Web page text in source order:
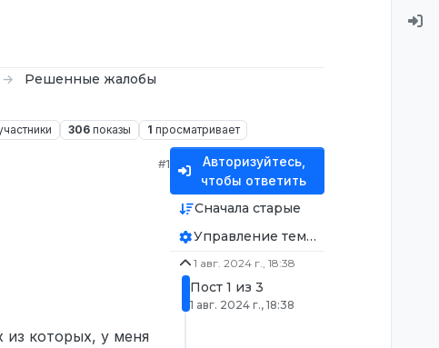
Решенные жалобы
306 показы 1 просматривает
#1
из которых, у меня
Авторизуйтесь,
чтобы ответить
Сначала старые
Управление темой
1 авг. 2024 г., 18:38
Пост 1 из 3
1 авг. 2024 г., 18:38